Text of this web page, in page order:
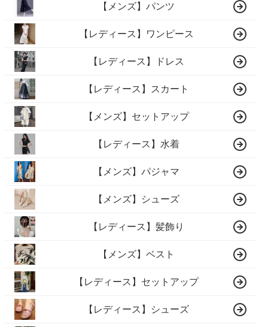
【メンズ】パンツ
【レディース】ワンピース
【レディース】ドレス
【レディース】スカート
【メンズ】セットアップ
【レディース】水着
【メンズ】パジャマ
【メンズ】シューズ
【レディース】髪飾り
【メンズ】ベスト
【レディース】セットアップ
【レディース】シューズ